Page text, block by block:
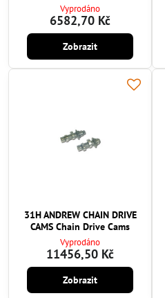
Vyprodáno
6582,70 Kč
Zobrazit
31H ANDREW CHAIN DRIVE
CAMS Chain Drive Cams
Vyprodáno
11456,50 Kč
Zobrazit